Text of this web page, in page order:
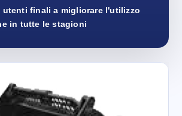
utenti finali a migliorare l'utilizzo
in tutte le stagioni